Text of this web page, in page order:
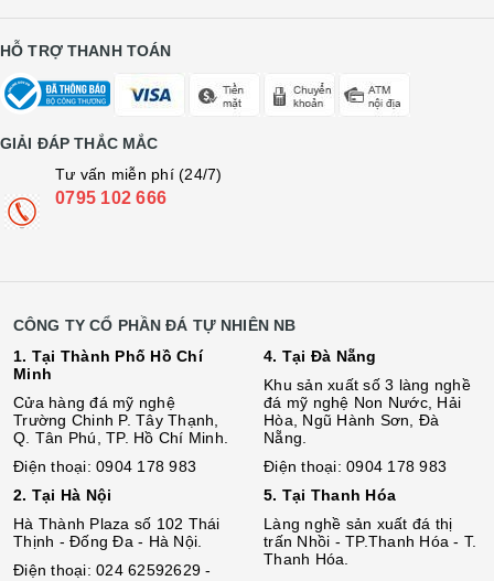
HỖ TRỢ THANH TOÁN
GIẢI ĐÁP THẮC MẮC
Tư vấn miễn phí (24/7)
0795 102 666
CÔNG TY CỔ PHẦN ĐÁ TỰ NHIÊN NB
1. Tại Thành Phố Hồ Chí
Minh
Cửa hàng đá mỹ nghệ
Trường Chinh P. Tây Thạnh,
Q. Tân Phú, TP. Hồ Chí Minh.
Điện thoại: 0904 178 983
2. Tại Hà Nội
Hà Thành Plaza số 102 Thái
Thịnh - Đống Đa - Hà Nội.
Điện thoại: 024 62592629 -
4. Tại Đà Nẵng
Khu sản xuất số 3 làng nghề
đá mỹ nghệ Non Nước, Hải
Hòa, Ngũ Hành Sơn, Đà
Nẵng.
Điện thoại: 0904 178 983
5. Tại Thanh Hóa
Làng nghề sản xuất đá thị
trấn Nhồi - TP.Thanh Hóa - T.
Thanh Hóa.